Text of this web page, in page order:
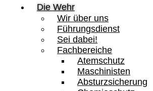
Die Wehr
Wir über uns
Führungsdienst
Sei dabei!
Fachbereiche
Atemschutz
Maschinisten
Absturzsicherung